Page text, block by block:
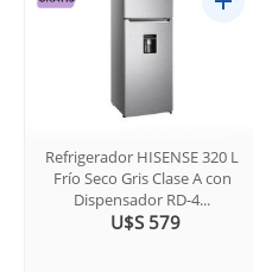
Refrigerador HISENSE 320 L
Frío Seco Gris Clase A con
Dispensador RD-4...
U$S 579